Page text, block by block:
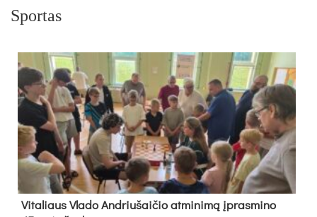
Sportas
Vi­ta­liaus Vla­do And­riu­šai­čio at­mi­ni­mą įpras­mi­no